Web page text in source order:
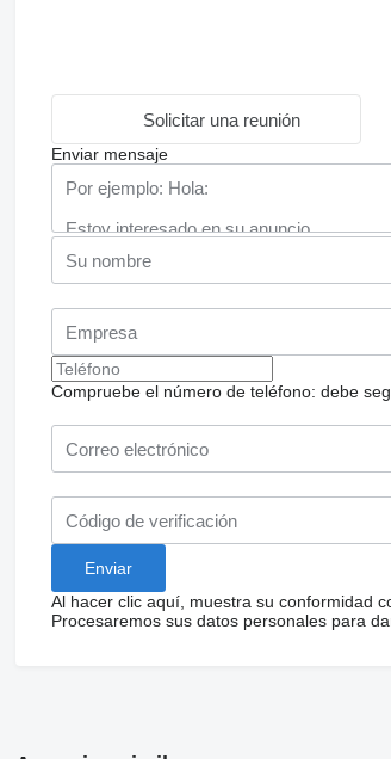
Solicitar una reunión
Enviar mensaje
Compruebe el número de teléfono: debe
Al hacer clic aquí, muestra su conformidad
Procesaremos sus datos personales para